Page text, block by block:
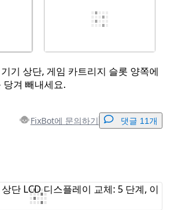
기 상단, 게임 카트리지 슬롯 양쪽에
당겨 빼내세요.
FixBot에 문의하기 댓글 11개